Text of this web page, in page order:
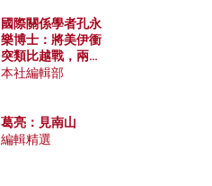
國際關係學者孔永
樂博士：將美伊衝
突類比越戰，兩者
有何異同？中國崛
本社編輯部
葛亮：見南山
編輯精選